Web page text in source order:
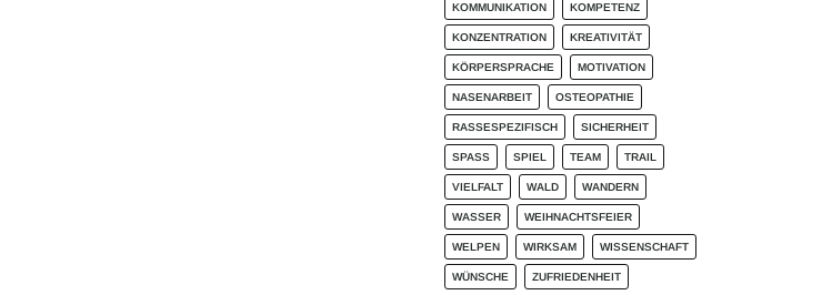
KOMMUNIKATION KOMPETENZ
KONZENTRATION KREATIVITÄT
KÖRPERSPRACHE MOTIVATION
NASENARBEIT OSTEOPATHIE
RASSESPEZIFISCH SICHERHEIT
SPASS SPIEL TEAM TRAIL
VIELFALT WALD WANDERN
WASSER WEIHNACHTSFEIER
WELPEN WIRKSAM WISSENSCHAFT
WÜNSCHE ZUFRIEDENHEIT